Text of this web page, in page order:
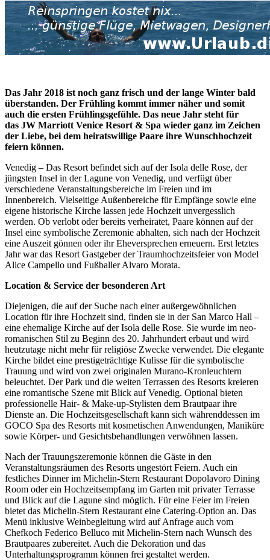
Das Jahr 2018 ist noch ganz frisch und der lange Winter bald
überstanden. Der Frühling kommt immer näher und somit
auch die ersten Frühlingsgefühle. Das neue Jahr steht für
das JW Marriott Venice Resort & Spa wieder ganz im Zeichen
der Liebe, bei dem heiratswillige Paare ihre Wunschhochzeit
feiern können.
Venedig – Das Resort befindet sich auf der Isola delle Rose, der
jüngsten Insel in der Lagune von Venedig, und verfügt über
verschiedene Veranstaltungsbereiche im Freien und im
Innenbereich. Vielseitige Außenbereiche für Empfänge sowie eine
eigene historische Kirche lassen jede Hochzeit unvergesslich
werden. Ob verlobt oder bereits verheiratet, Paare können auf der
Insel eine symbolische Zeremonie abhalten, sich nach der Hochzeit
eine Auszeit gönnen oder ihr Eheversprechen erneuern. Erst letztes
Jahr war das Resort Gastgeber der Traumhochzeitsfeier von Model
Alice Campello und Fußballer Alvaro Morata.
Location & Service der besonderen Art
Diejenigen, die auf der Suche nach einer außergewöhnlichen
Location für ihre Hochzeit sind, finden sie in der San Marco Hall –
eine ehemalige Kirche auf der Isola delle Rose. Sie wurde im neo-
romanischen Stil zu Beginn des 20. Jahrhundert erbaut und wird
heutzutage nicht mehr für religiöse Zwecke verwendet. Die elegante
Kirche bildet eine prestigeträchtige Kulisse für die symbolische
Trauung und wird von zwei originalen Murano-Kronleuchtern
beleuchtet. Der Park und die weiten Terrassen des Resorts kreieren
eine romantische Szene mit Blick auf Venedig. Optional bieten
professionelle Hair- & Make-up-Stylisten dem Brautpaar ihre
Dienste an. Die Hochzeitsgesellschaft kann sich währenddessen im
GOCO Spa des Resorts mit kosmetischen Anwendungen, Maniküre
sowie Körper- und Gesichtsbehandlungen verwöhnen lassen.
Nach der Trauungszeremonie können die Gäste in den
Veranstaltungsräumen des Resorts ungestört Feiern. Auch ein
festliches Dinner im Michelin-Stern Restaurant Dopolavoro Dining
Room oder ein Hochzeitsempfang im Garten mit privater Terrasse
und Blick auf die Lagune sind möglich. Für eine Feier im Freien
bietet das Michelin-Stern Restaurant eine Catering-Option an. Das
Menü inklusive Weinbegleitung wird auf Anfrage auch vom
Chefkoch Federico Belluco mit Michelin-Stern nach Wunsch des
Brautpaares zubereitet. Auch die Dekoration und das
Unterhaltungsprogramm können frei gestaltet werden.